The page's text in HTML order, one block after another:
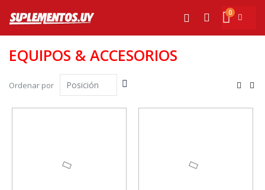
al
contenido
Mi cesta
0
Buscar
EQUIPOS & ACCESORIOS
Ordenar por
Ver